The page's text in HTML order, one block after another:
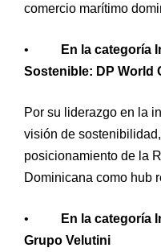
comercio marítimo
•
En la categoría
Sostenible: DP World
Por su liderazgo en la
visión de
posicionamiento de la
Dominicana como hub
•
En la categoría
Grupo Velutini